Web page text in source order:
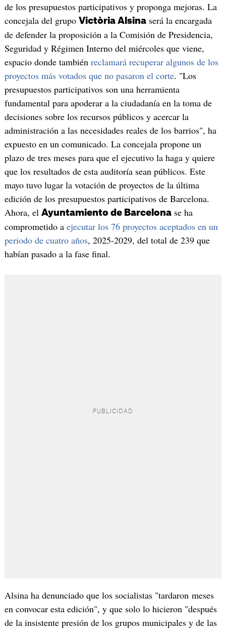
de los presupuestos participativos y proponga mejoras. La
concejala del grupo Victòria Alsinaserá la encargada
de defender la proposición a la Comisión de Presidencia,
Seguridad y Régimen Interno del miércoles que viene,
espacio donde también reclamará recuperar algunos de los
proyectos más votados que no pasaron el corte. "Los
presupuestos participativos son una herramienta
fundamental para apoderar a la ciudadanía en la toma de
decisiones sobre los recursos públicos y acercar la
administración a las necesidades reales de los barrios", ha
expuesto en un comunicado. La concejala propone un
plazo de tres meses para que el ejecutivo la haga y quiere
que los resultados de esta auditoría sean públicos. Este
mayo tuvo lugar la votación de proyectos de la última
edición de los presupuestos participativos de Barcelona.
Ahora, el Ayuntamiento de Barcelonase ha
comprometido a ejecutar los 76 proyectos aceptados en un
periodo de cuatro años, 2025-2029, del total de 239 que
habían pasado a la fase final.
Alsina ha denunciado que los socialistas "tardaron meses
en convocar esta edición", y que solo lo hicieron "después
de la insistente presión de los grupos municipales y de las